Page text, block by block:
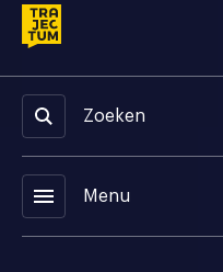
Zoeken
menu Menu